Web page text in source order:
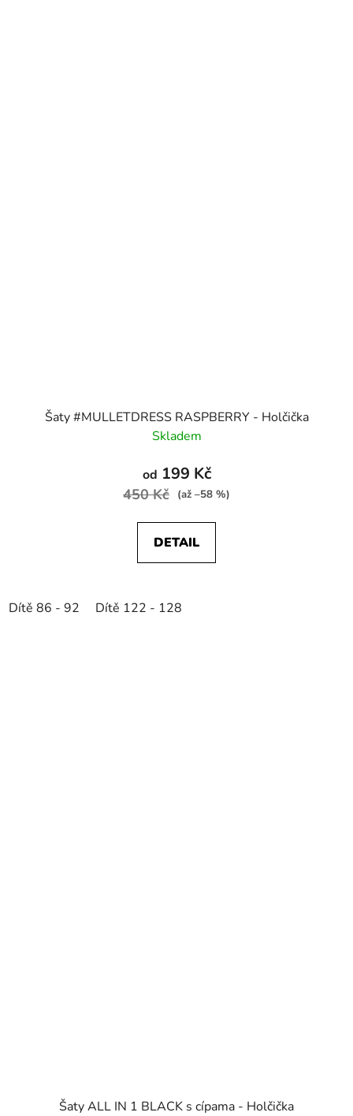
Šaty #MULLETDRESS RASPBERRY - Holčička
Skladem
od 199 Kč
450 Kč (až –58 %)
DETAIL
Dítě 86 - 92 Dítě 122 - 128
Šaty ALL IN 1 BLACK s cípama - Holčička